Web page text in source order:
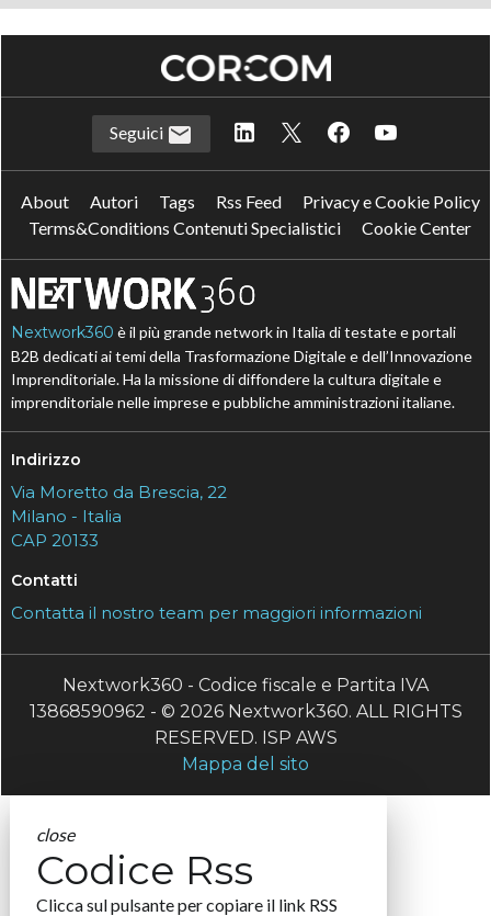
Seguici
About Autori Tags Rss Feed
Privacy e Cookie Policy
Terms&Conditions Contenuti Specialistici
Cookie Center
Nextwork360 è il più grande network in Italia di testate e portali
B2B dedicati ai temi della Trasformazione Digitale e dell’Innovazione
Imprenditoriale. Ha la missione di diffondere la cultura digitale e
imprenditoriale nelle imprese e pubbliche amministrazioni italiane.
Indirizzo
Via Moretto da Brescia, 22
Milano - Italia
CAP 20133
Contatti
Contatta il nostro team per maggiori informazioni
Nextwork360 - Codice fiscale e Partita IVA
13868590962 - © 2026 Nextwork360. ALL RIGHTS
RESERVED. ISP AWS
Mappa del sito
close
Codice Rss
Clicca sul pulsante per copiare il link RSS